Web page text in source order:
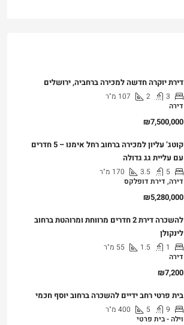
דירת יוקרה חדשה למכירה ברחביה, ירושלים
3
2
107 מ"ר
דירה
₪7,500,000
קוטג’ עליון למכירה ברחוב רחל אימנו – 5 חדרים
עם עליית גג גדולה
5
3.5
170 מ"ר
דירה, דירת דופלקס
₪5,280,000
להשכרה דירת 2 חדרים מרווחת ומרוהטת ברחוב
לינקולן
1
1.5
55 מ"ר
דירה
₪7,200
בית פרטי רחב ידיים להשכרה ברחוב יוסף חכמי
9
5
400 מ"ר
וילה - בית פרטי